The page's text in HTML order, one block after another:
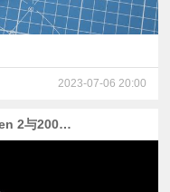
2023-07-06 20:00
3799元起，iQOO 11S发布：骁龙8 Gen 2与200W快充